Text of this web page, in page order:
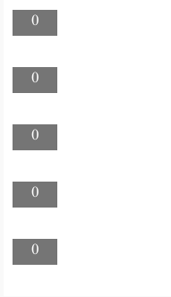
0
0
0
0
0